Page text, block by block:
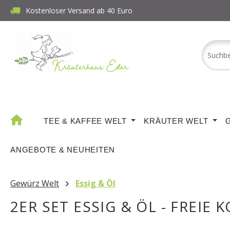
Hauptinhalt springen
Zur Suche springen
Zur Hauptnavigation springen
Kostenloser Versand ab 40 Euro
TEE & KAFFEE WELT KRÄUTER WELT
ANGEBOTE & NEUHEITEN
Gewürz Welt Essig & Öl
2ER SET ESSIG & ÖL - FREIE